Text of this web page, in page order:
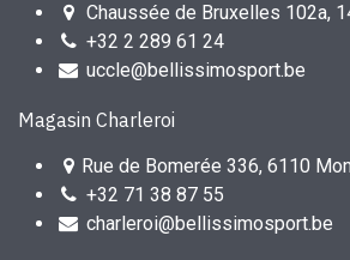
Chaussée de Bruxelles 102a,
+32 2 289 61 24
uccle@bellissimosport.be
Magasin Charleroi
Rue de Bomerée 336, 6110
+32 71 38 87 55
charleroi@bellissimosport.be